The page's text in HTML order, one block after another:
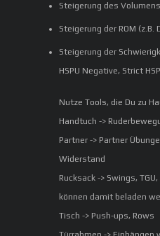
Steigerung des Volumens
Steigerung der ROM (z.B.
Steigerung der
HSPU Negative, Strict
Nutze Tools, die Du zu
Handtuch ->
Partner -> Partner
Widerstand
Rucksack -> Swings,
können damit beladen
Tisch -> Push-ups, Rows